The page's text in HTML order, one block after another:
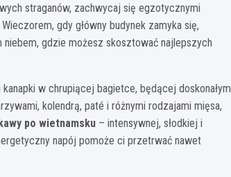
straganów, zachwycaj się egzotycznymi
gdy główny budynek zamyka się,
gdzie możesz skosztować najlepszych
w chrupiącej bagietce, będącej doskonałym
kolendrą, paté i różnymi rodzajami mięsa,
po wietnamsku – intensywnej, słodkiej i
napój pomoże ci przetrwać nawet